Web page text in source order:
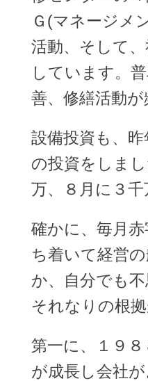
Ｇ(マネージメ
活動、そして
しています。
善、修繕活動
設備投資も、
の投資をしま
万、８月に３
確かに、毎月
ち着いて経営
か、自分でも
それなりの根拠
第一に、１９
が成長し会社